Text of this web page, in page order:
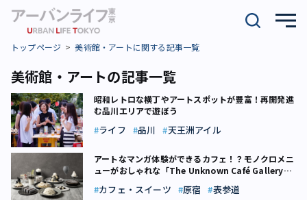
トップページ 美術館・アートに関する記事一覧
美術館・アートの記事一覧
昭和レトロな横丁やアートスポットが豊富！再開発進
む品川エリアで遊ぼう
ライフ 品川 天王洲アイル
アートなマンガ体験ができるカフェ！？モノクロメニ
ューがおしゃれな「The Unknown Café Gallery
カフェ・スイーツ 原宿 表参道